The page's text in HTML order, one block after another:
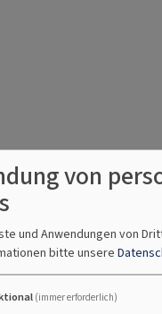
von
und Anwendungen von
bitte unsere
(immer erforderlich)